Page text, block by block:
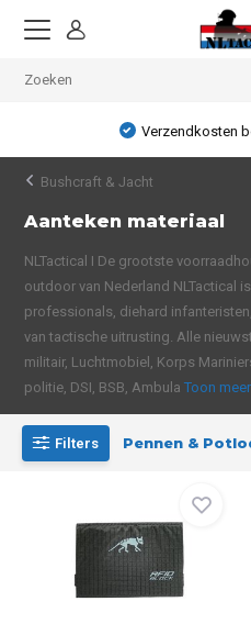
Verzendkosten
Bushcraft & Jacht
Aanteken materiaal
NLTactical I De grootste
outdoor van Nederland NLTactical
professionals, diehard
van tactische uitrusting. Alle
militair, Luchtmobiel, Korps
politie, DSI, BSB, AmbulaToon meer
Filters Pennen &